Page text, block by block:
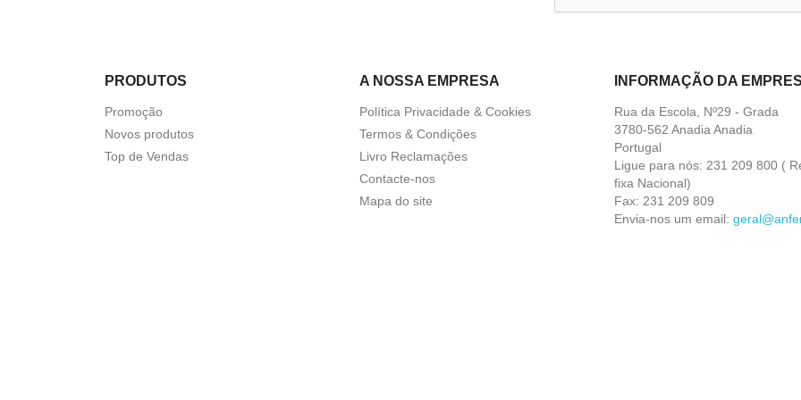
PRODUTOS
Promoção
Novos produtos
Top de Vendas
A NOSSA EMPRESA
Política Privacidade & Cookies
Termos & Condições
Livro Reclamações
Contacte-nos
Mapa do site
INFORMAÇÃO DA
Rua da Escola, Nº29 - Grada
3780-562 Anadia Anadia
Portugal
Ligue para nós: 231 209 800 (
fixa Nacional)
Fax: 231 209 809
Envia-nos um email: